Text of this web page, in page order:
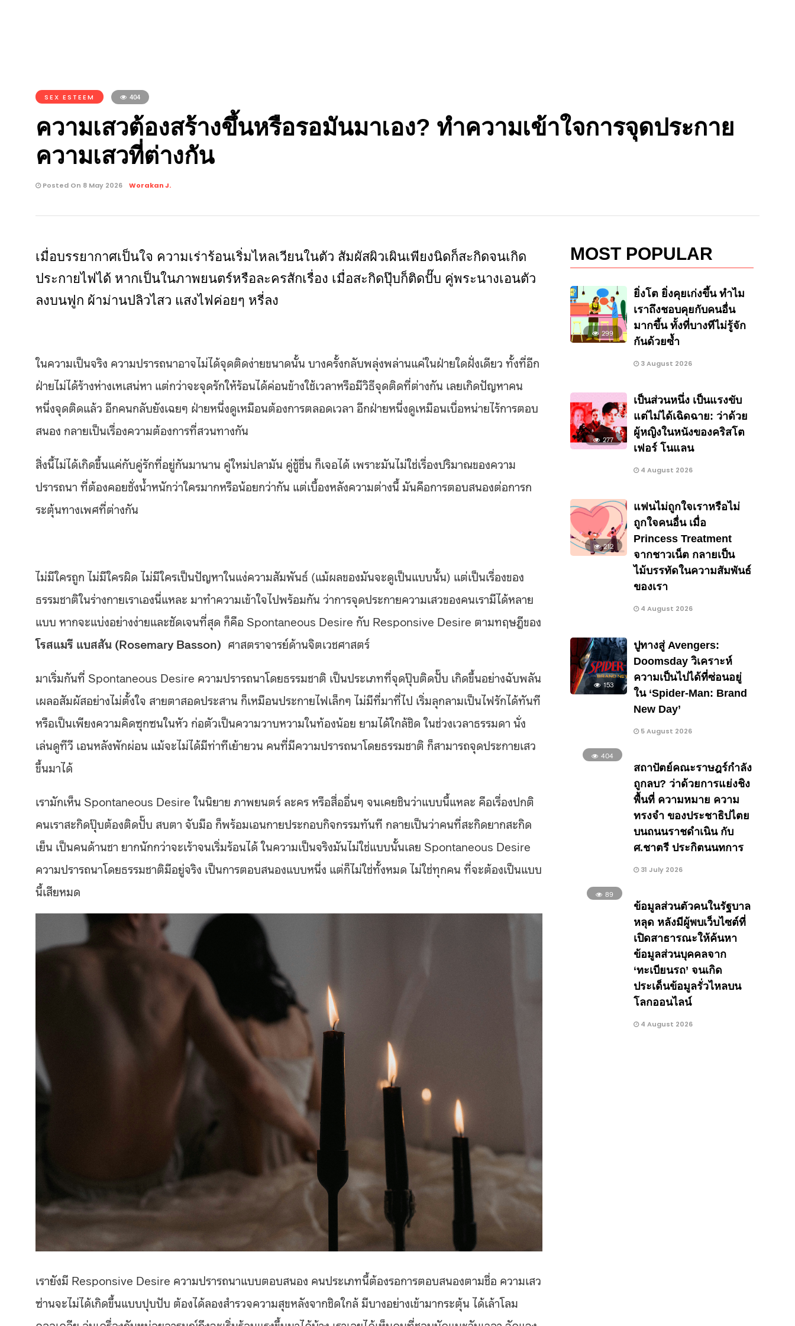
SEX ESTEEM 404
ความเสวต้องสร้างขึ้นหรือรอมันมาเอง? ทำความเข้าใจการจุดประกาย
ความเสวที่ต่างกัน
Posted On 8 May 2026 Worakan J.
เมื่อบรรยากาศเป็นใจ ความเร่าร้อนเริ่มไหลเวียนในตัว สัมผัสผิวเผินเพียงนิดก็สะกิดจนเกิด
ประกายไฟได้ หากเป็นในภาพยนตร์หรือละครสักเรื่อง เมื่อสะกิดปุ๊บก็ติดปั๊บ คู่พระนางเอนตัว
ลงบนฟูก ผ้าม่านปลิวไสว แสงไฟค่อยๆ หรี่ลง
ในความเป็นจริง ความปรารถนาอาจไม่ได้จุดติดง่ายขนาดนั้น บางครั้งกลับพลุ่งพล่านแค่ในฝ่ายใดฝั่งเดียว ทั้งที่อีก
ฝ่ายไม่ได้ร้างห่างเหเสน่หา แต่กว่าจะจุดรักให้ร้อนได้ค่อนข้างใช้เวลาหรือมีวิธีจุดติดที่ต่างกัน เลยเกิดปัญหาคน
หนึ่งจุดติดแล้ว อีกคนกลับยังเฉยๆ ฝ่ายหนึ่งดูเหมือนต้องการตลอดเวลา อีกฝ่ายหนึ่งดูเหมือนเบื่อหน่ายไร้การตอบ
สนอง กลายเป็นเรื่องความต้องการที่สวนทางกัน
สิ่งนี้ไม่ได้เกิดขึ้นแค่กับคู่รักที่อยู่กันมานาน คู่ใหม่ปลามัน คู่ชู้ชื่น ก็เจอได้ เพราะมันไม่ใช่เรื่องปริมาณของความ
ปรารถนา ที่ต้องคอยชั่งน้ำหนักว่าใครมากหรือน้อยกว่ากัน แต่เบื้องหลังความต่างนี้ มันคือการตอบสนองต่อการก
ระตุ้นทางเพศที่ต่างกัน
ไม่มีใครถูก ไม่มีใครผิด ไม่มีใครเป็นปัญหาในแง่ความสัมพันธ์ (แม้ผลของมันจะดูเป็นแบบนั้น) แต่เป็นเรื่องของ
ธรรมชาติในร่างกายเราเองนี่แหละ มาทำความเข้าใจไปพร้อมกัน ว่าการจุดประกายความเสวของคนเรามีได้หลาย
แบบ หากจะแบ่งอย่างง่ายและชัดเจนที่สุด ก็คือ Spontaneous Desire กับ Responsive Desire ตามทฤษฎีของ
โรสแมรี แบสสัน (Rosemary Basson) ศาสตราจารย์ด้านจิตเวชศาสตร์
มาเริ่มกันที่ Spontaneous Desire ความปรารถนาโดยธรรมชาติ เป็นประเภทที่จุดปุ๊บติดปั๊บ เกิดขึ้นอย่างฉับพลัน
เผลอสัมผัสอย่างไม่ตั้งใจ สายตาสอดประสาน ก็เหมือนประกายไฟเล็กๆ ไม่มีที่มาที่ไป เริ่มลุกลามเป็นไฟรักได้ทันที
หรือเป็นเพียงความคิดซุกซนในหัว ก่อตัวเป็นความวาบหวามในท้องน้อย ยามได้ใกล้ชิด ในช่วงเวลาธรรมดา นั่ง
เล่นดูทีวี เอนหลังพักผ่อน แม้จะไม่ได้มีท่าทีเย้ายวน คนที่มีความปรารถนาโดยธรรมชาติ ก็สามารถจุดประกายเสว
ขึ้นมาได้
เรามักเห็น Spontaneous Desire ในนิยาย ภาพยนตร์ ละคร หรือสื่ออื่นๆ จนเคยชินว่าแบบนี้แหละ คือเรื่องปกติ
คนเราสะกิดปุ๊บต้องติดปั๊บ สบตา จับมือ ก็พร้อมเอนกายประกอบกิจกรรมทันที กลายเป็นว่าคนที่สะกิดยากสะกิด
เย็น เป็นคนด้านชา ยากนักกว่าจะเร้าจนเริ่มร้อนได้ ในความเป็นจริงมันไม่ใช่แบบนั้นเลย Spontaneous Desire
ความปรารถนาโดยธรรมชาติมีอยู่จริง เป็นการตอบสนองแบบหนึ่ง แต่ก็ไม่ใช่ทั้งหมด ไม่ใช่ทุกคน ที่จะต้องเป็นแบบ
นี้เสียหมด
เรายังมี Responsive Desire ความปรารถนาแบบตอบสนอง คนประเภทนี้ต้องรอการตอบสนองตามชื่อ ความเสว
ซ่านจะไม่ได้เกิดขึ้นแบบปุบปับ ต้องได้ลองสำรวจความสุขหลังจากชิดใกล้ มีบางอย่างเข้ามากระตุ้น ได้เล้าโลม
MOST POPULAR
299
ยิ่งโต ยิ่งคุยเก่งขึ้น ทำไม
เราถึงชอบคุยกับคนอื่น
มากขึ้น ทั้งที่บางทีไม่รู้จัก
กันด้วยซ้ำ
3 August 2026
277
เป็นส่วนหนึ่ง เป็นแรงขับ
แต่ไม่ได้เฉิดฉาย: ว่าด้วย
ผู้หญิงในหนังของคริสโต
เฟอร์ โนแลน
4 August 2026
212
แฟนไม่ถูกใจเราหรือไม่
ถูกใจคนอื่น เมื่อ
Princess Treatment
จากชาวเน็ต กลายเป็น
ไม้บรรทัดในความสัมพันธ์
ของเรา
4 August 2026
153
ปูทางสู่ Avengers:
Doomsday วิเคราะห์
ความเป็นไปได้ที่ซ่อนอยู่
ใน ‘Spider-Man: Brand
New Day’
5 August 2026
404
สถาปัตย์คณะราษฎร์กำลัง
ถูกลบ? ว่าด้วยการแย่งชิง
พื้นที่ ความหมาย ความ
ทรงจำ ของประชาธิปไตย
บนถนนราชดำเนิน กับ
ศ.ชาตรี ประกิตนนทการ
31 July 2026
89
ข้อมูลส่วนตัวคนในรัฐบาล
หลุด หลังมีผู้พบเว็บไซต์ที่
เปิดสาธารณะให้ค้นหา
ข้อมูลส่วนบุคคลจาก
‘ทะเบียนรถ’ จนเกิด
ประเด็นข้อมูลรั่วไหลบน
โลกออนไลน์
4 August 2026